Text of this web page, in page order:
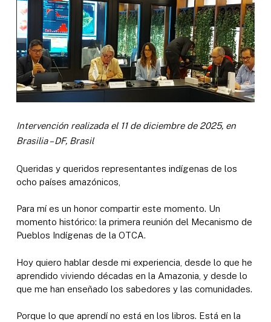
Intervención realizada el 11 de diciembre de 2025, en
Brasilia – DF, Brasil
Queridas y queridos representantes indígenas de los
ocho países amazónicos,
Para mí es un honor compartir este momento. Un
momento histórico: la primera reunión del Mecanismo de
Pueblos Indígenas de la OTCA.
Hoy quiero hablar desde mi experiencia, desde lo que he
aprendido viviendo décadas en la Amazonia, y desde lo
que me han enseñado los sabedores y las comunidades.
Porque lo que aprendí no está en los libros. Está en la